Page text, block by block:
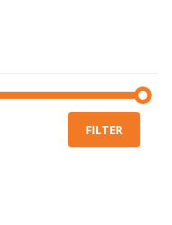
FILTER